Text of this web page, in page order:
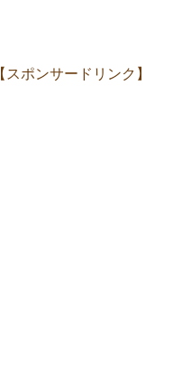
【スポンサードリンク】